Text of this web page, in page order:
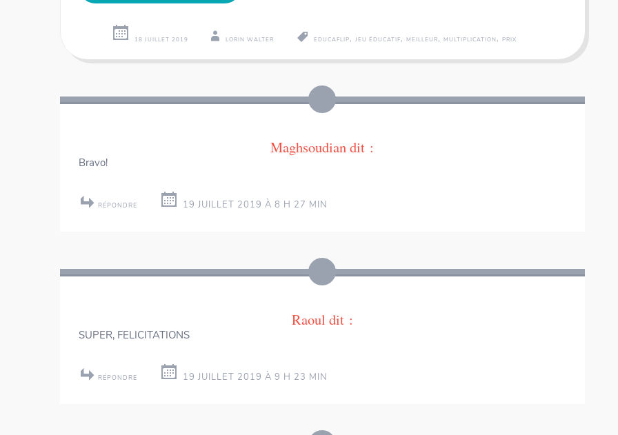
18 JUILLET 2019 LORIN WALTER EDUCAFLIP, JEU ÉDUCATIF, MEILLEUR, MULTIPLICATION , PRIX
des
Maghsoudian dit :
Bravo!
RÉPONDRE 19 JUILLET 2019 À 8 H 27 MIN
Raoul dit :
SUPER, FELICITATIONS
RÉPONDRE 19 JUILLET 2019 À 9 H 23 MIN